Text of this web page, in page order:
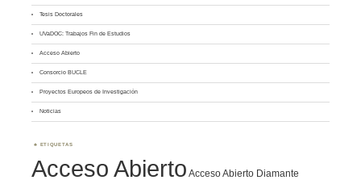
Tesis Doctorales
UVaDOC: Trabajos Fin de Estudios
Acceso Abierto
Consorcio BUCLE
Proyectos Europeos de Investigación
Noticias
ETIQUETAS
Acceso Abierto Acceso Abierto Diamante